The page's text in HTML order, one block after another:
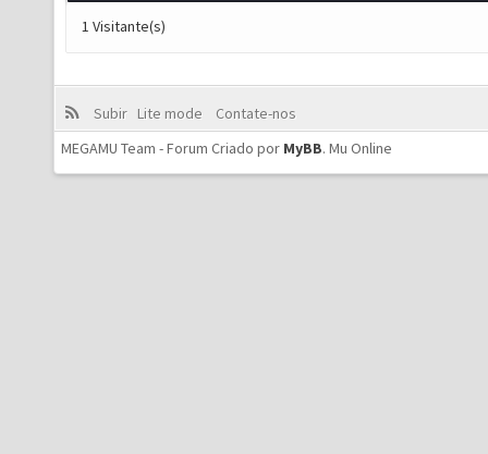
1 Visitante(s)
Subir Lite mode
Contate-nos
MEGAMU Team - Forum Criado por MyBB. Mu Online